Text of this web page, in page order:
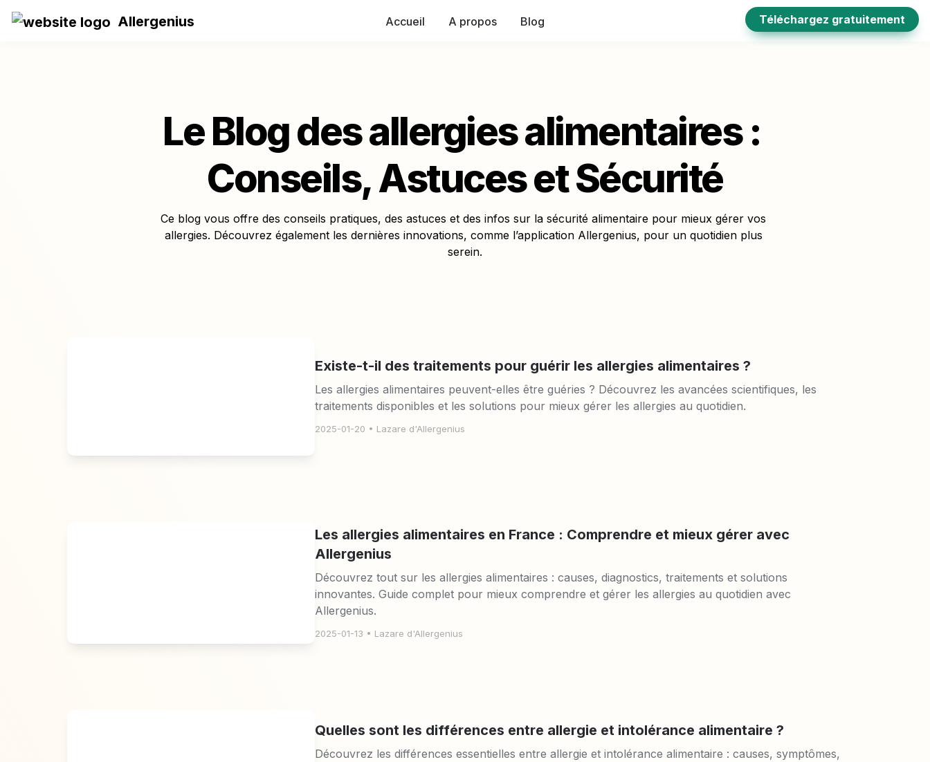
Allergenius Accueil A propos Blog Téléchargez gratuitement
Le Blog des allergies alimentaires :
Conseils, Astuces et Sécurité
Ce blog vous offre des conseils pratiques, des astuces et des infos sur la sécurité alimentaire pour mieux gérer vos
allergies. Découvrez également les dernières innovations, comme l’application Allergenius, pour un quotidien plus
serein.
Existe-t-il des traitements pour guérir les allergies alimentaires ?
Les allergies alimentaires peuvent-elles être guéries ? Découvrez les avancées scientifiques, les
traitements disponibles et les solutions pour mieux gérer les allergies au quotidien.
2025-01-20 • Lazare d'Allergenius
Les allergies alimentaires en France : Comprendre et mieux gérer avec
Allergenius
Découvrez tout sur les allergies alimentaires : causes, diagnostics, traitements et solutions
innovantes. Guide complet pour mieux comprendre et gérer les allergies au quotidien avec
Allergenius.
2025-01-13 • Lazare d'Allergenius
Quelles sont les différences entre allergie et intolérance alimentaire ?
Découvrez les différences essentielles entre allergie et intolérance alimentaire : causes, symptômes,